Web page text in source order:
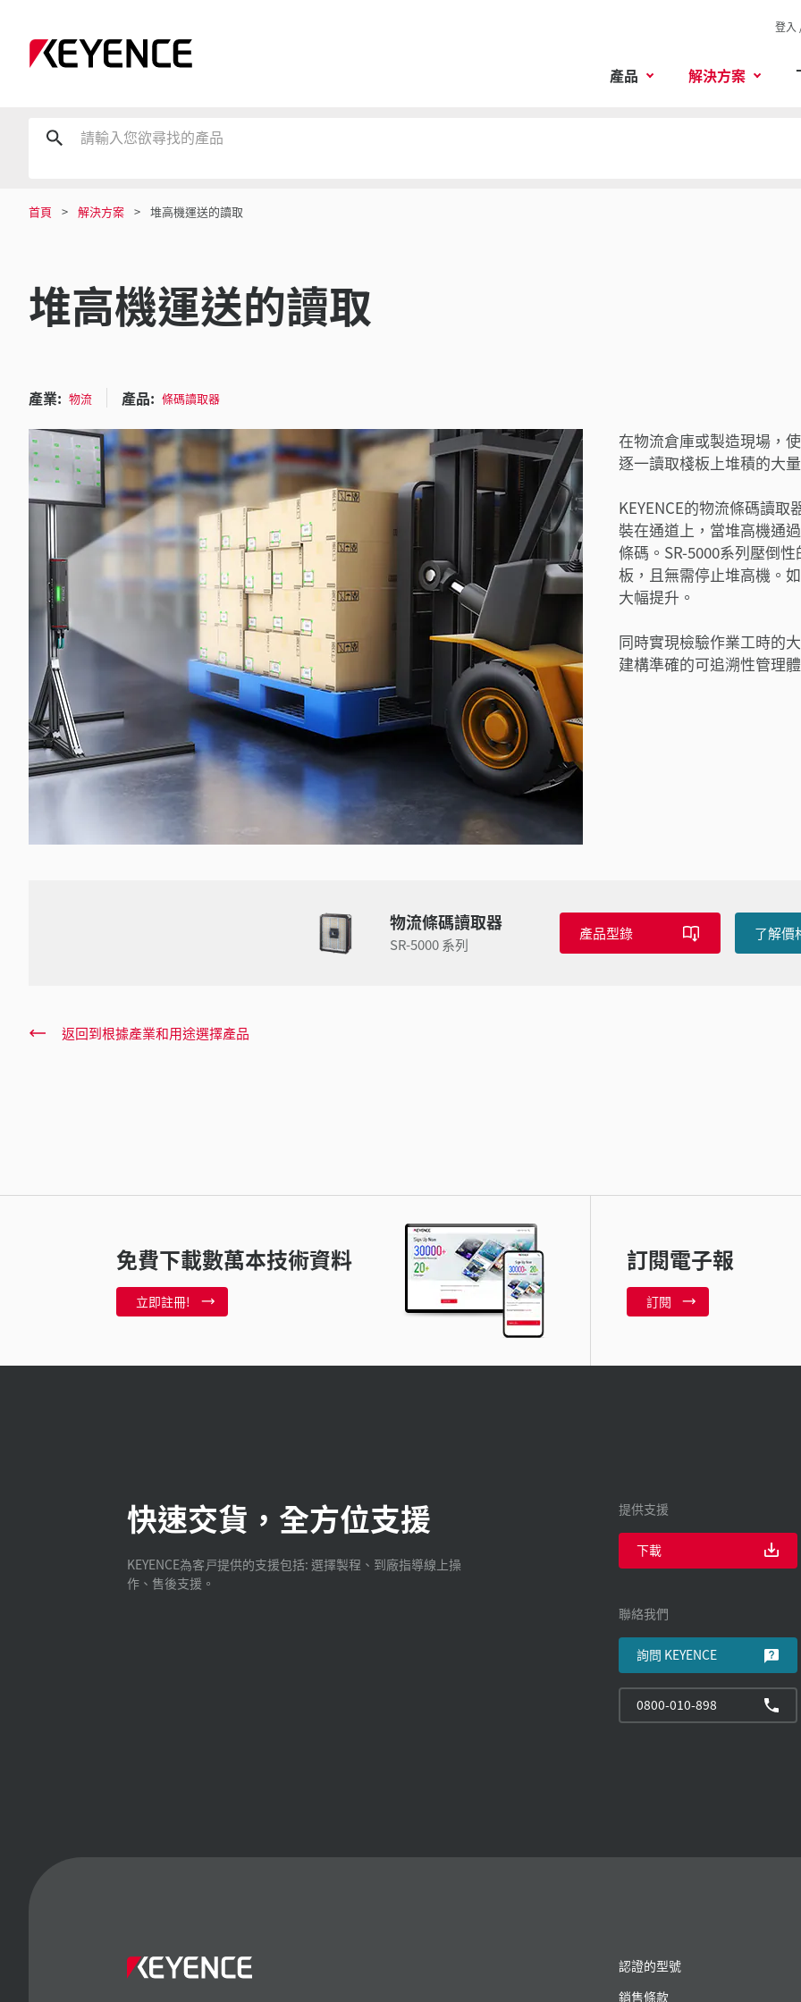
登入
產品 解決方案
首頁 解決方案 堆高機運送的讀取
堆高機運送的讀取
產業: 物流 產品: 條碼讀取器
在物流倉庫或製造現場，
逐一讀取棧板上堆積的大
KEYENCE的物流條碼讀
裝在通道上，當堆高機通
條碼。SR-5000系列壓倒
板，且無需停止堆高機。
大幅提升。
同時實現檢驗作業工時的
建構準確的可追溯性管理
物流條碼讀取器
SR-5000 系列
產品型錄 了解價
返回到根據產業和用途選擇產品
免費下載數萬本技術資料
立即註冊!
訂閱電子報
訂閱
快速交貨，全方位支援
KEYENCE為客戸提供的支援包括: 選擇製程、到廠指導線上操
作、售後支援。
提供支援
下載
聯絡我們
詢問 KEYENCE
0800-010-898
認證的型號
銷售條款